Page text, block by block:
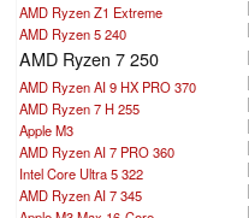
AMD Ryzen Z1 Extreme
AMD Ryzen 5 240
AMD Ryzen 7 250
AMD Ryzen AI 9 HX PRO 370
AMD Ryzen 7 H 255
Apple M3
AMD Ryzen AI 7 PRO 360
Intel Core Ultra 5 322
AMD Ryzen AI 7 345